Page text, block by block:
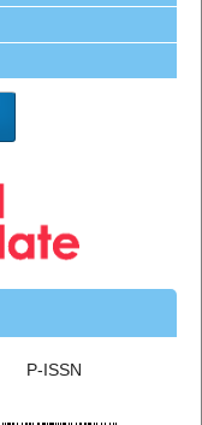
P-ISSN